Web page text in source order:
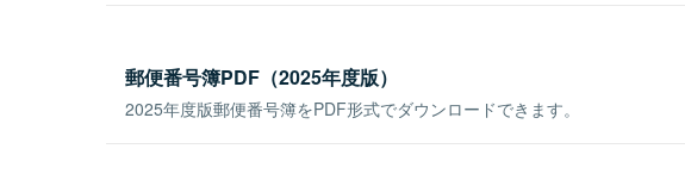
郵便番号簿PDF（2025年度版）
2025年度版郵便番号簿をPDF形式でダウンロードできます。